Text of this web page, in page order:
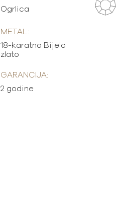
Ogrlica
METAL:
18-karatno Bijelo
zlato
GARANCIJA:
2 godine